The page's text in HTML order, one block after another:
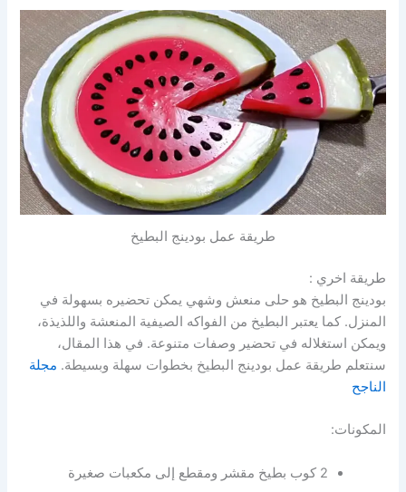
طريقة عمل بودينج البطيخ
طريقة اخري :
بودينج البطيخ هو حلى منعش وشهي يمكن تحضيره بسهولة في
المنزل. كما يعتبر البطيخ من الفواكه الصيفية المنعشة واللذيذة،
ويمكن استغلاله في تحضير وصفات متنوعة. في هذا المقال،
سنتعلم طريقة عمل بودينج البطيخ بخطوات سهلة وبسيطة. مجلة
الناجح
المكونات:
2 كوب بطيخ مقشر ومقطع إلى مكعبات صغيرة